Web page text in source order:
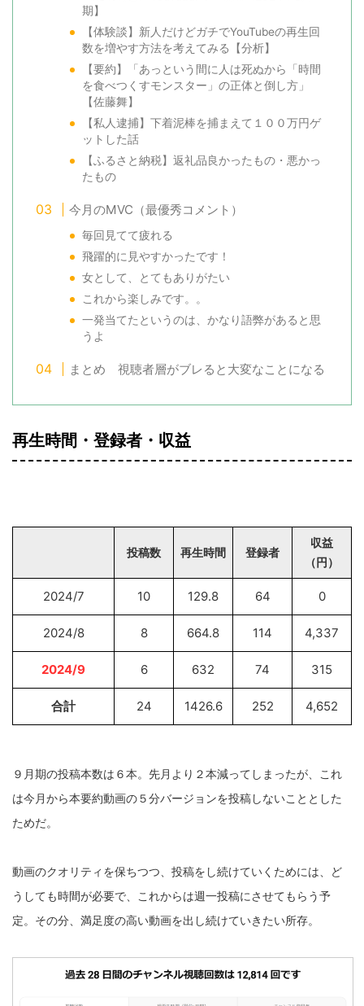
期】
【体験談】新人だけどガチでYouTubeの再生回
数を増やす方法を考えてみる【分析】
【要約】「あっという間に人は死ぬから「時間
を食べつくすモンスター」の正体と倒し方」
【佐藤舞】
【私人逮捕】下着泥棒を捕まえて１００万円ゲ
ットした話
【ふるさと納税】返礼品良かったもの・悪かっ
たもの
今月のMVC（最優秀コメント）
毎回見てて疲れる
飛躍的に見やすかったです！
女として、とてもありがたい
これから楽しみです。。
一発当てたというのは、かなり語弊があると思
うよ
まとめ 視聴者層がブレると大変なことになる
再生時間・登録者・収益
投稿数 再生時間 登録者
収益
（円）
2024/7 10 129.8 64 0
2024/8 8 664.8 114 4,337
2024/9 6 632 74 315
合計 24 1426.6 252 4,652
９月期の投稿本数は６本。先月より２本減ってしまったが、これ
は今月から本要約動画の５分バージョンを投稿しないこととした
ためだ。
動画のクオリティを保ちつつ、投稿をし続けていくためには、ど
うしても時間が必要で、これからは週一投稿にさせてもらう予
定。その分、満足度の高い動画を出し続けていきたい所存。